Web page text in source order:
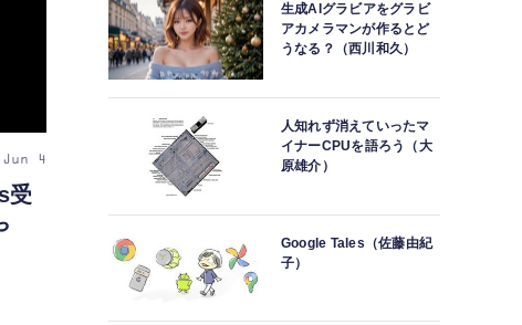
Jun 4
受
生成AIグラビアをグラビ
アカメラマンが作るとど
うなる？（西川和久）
人知れず消えていったマ
イナーCPUを語ろう（大
原雄介）
Google Tales（佐藤由紀
子）